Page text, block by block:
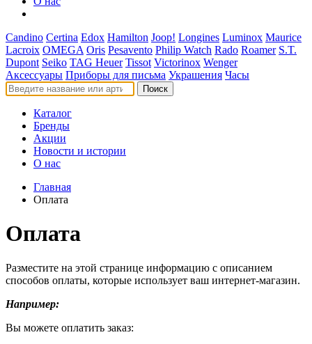
Candino Certina Edox Hamilton Joop! Longines Luminox Maurice
Lacroix OMEGA Oris Pesavento Philip Watch Rado Roamer S.T.
Dupont Seiko TAG Heuer Tissot Victorinox Wenger
Аксессуары Приборы для письма Украшения Часы
Поиск
Каталог
Бренды
Акции
Новости и истории
О нас
Главная
Оплата
Оплата
Разместите на этой странице информацию с описанием
способов оплаты, которые использует ваш интернет-магазин.
Например:
Вы можете оплатить заказ: